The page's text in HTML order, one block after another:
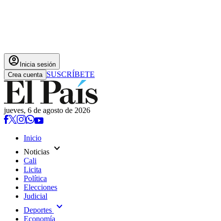
account_circle Inicia sesión
Crea cuenta SUSCRÍBETE
jueves, 6 de agosto de 2026
Inicio
Noticias expand_more
Cali
Licita
Política
Elecciones
Judicial
Deportes expand_more
Economía